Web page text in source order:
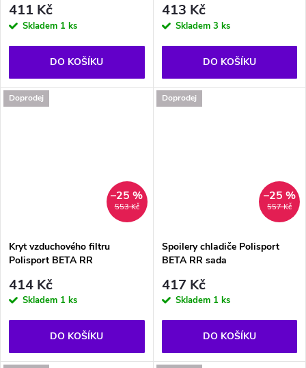
411 Kč
Skladem 1 ks
DO KOŠÍKU
413 Kč
Skladem 3 ks
DO KOŠÍKU
Doprodej
553 Kč
–25 %
Kryt vzduchového filtru
Polisport BETA RR
414 Kč
Skladem 1 ks
DO KOŠÍKU
Doprodej
557 Kč
–25 %
Spoilery chladiče Polisport
BETA RR sada
417 Kč
Skladem 1 ks
DO KOŠÍKU